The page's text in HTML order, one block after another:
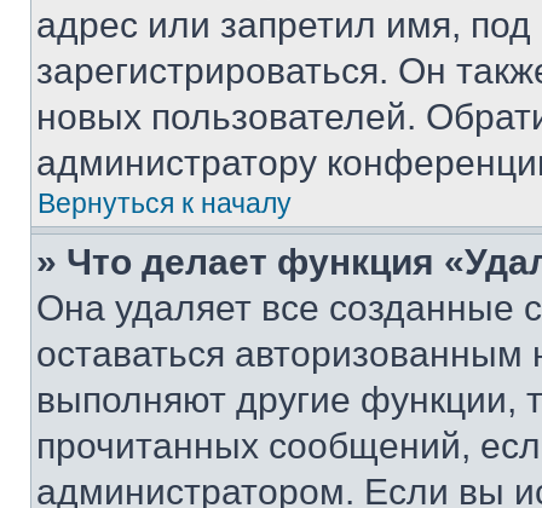
адрес или запретил имя,
зарегистрироваться. Он
новых пользователей.
администратору
Вернуться к началу
» Что делает функция
Она удаляет все созданные
оставаться
выполняют другие функции,
прочитанных сообщений,
администратором. Если вы